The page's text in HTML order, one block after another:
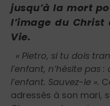
jusqu’à la mort
l’image du
Vie.
« Pietro, si tu dois
l’enfant, n’hésite pas
l’enfant. Sauvez-le ».
adressés à son mari,